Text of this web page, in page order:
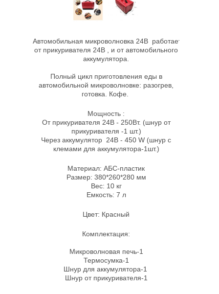
Автомобильная микроволновка 24В работает
от прикуривателя 24В , и от автомобильного
аккумулятора.
Полный цикл приготовления еды в
автомобильной микроволновке: разогрев,
готовка. Кофе.
Мощность :
От прикуривателя 24В - 250Вт. (шнур от
прикуривателя -1 шт.)
Через аккумулятор 24В - 450 W (шнур с
клемами для аккумулятора-1шт.)
Материал: АБС-пластик
Размер: 380*260*280 мм
Вес: 10 кг
Емкость: 7 л
Цвет: Красный
Комплектация:
Микроволновая печь-1
Термосумка-1
Шнур для аккумулятора-1
Шнур от прикуривателя-1